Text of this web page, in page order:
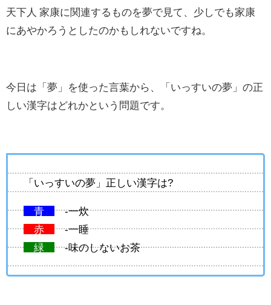
天下人 家康に関連するものを夢で見て、少しでも家康
にあやかろうとしたのかもしれないですね。
今日は「夢」を使った言葉から、「いっすいの夢」の正
しい漢字はどれかという問題です。
「いっすいの夢」正しい漢字は?
青
-一炊
赤
-一睡
緑
-味のしないお茶